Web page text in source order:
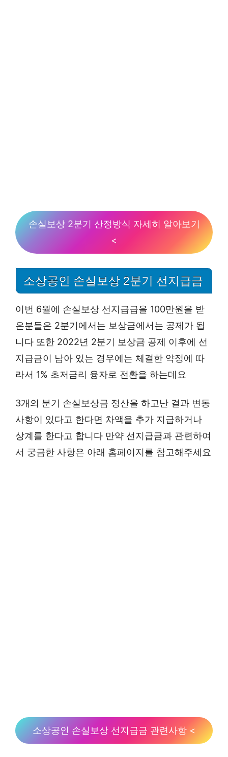
손실보상 2분기 산정방식 자세히 알아보기
<
소상공인 손실보상 2분기 선지급금
이번 6월에 손실보상 선지급급을 100만원을 받
은분들은 2분기에서는 보상금에서는 공제가 됩
니다 또한 2022년 2분기 보상금 공제 이후에 선
지급금이 남아 있는 경우에는 체결한 약정에 따
라서 1% 초저금리 융자로 전환을 하는데요
3개의 분기 손실보상금 정산을 하고난 결과 변동
사항이 있다고 한다면 차액을 추가 지급하거나
상계를 한다고 합니다 만약 선지급금과 관련하여
서 궁금한 사항은 아래 홈페이지를 참고해주세요
소상공인 손실보상 선지급금 관련사항 <